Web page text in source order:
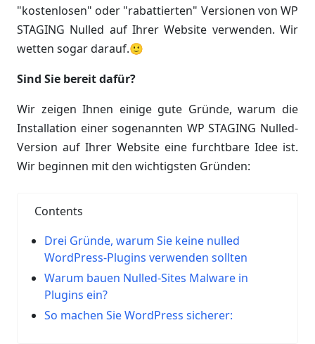
"kostenlosen" oder "rabattierten" Versionen von WP
STAGING Nulled auf Ihrer Website verwenden. Wir
wetten sogar darauf.🙂
Sind Sie bereit dafür?
Wir zeigen Ihnen einige gute Gründe, warum die
Installation einer sogenannten WP STAGING Nulled-
Version auf Ihrer Website eine furchtbare Idee ist.
Wir beginnen mit den wichtigsten Gründen:
Contents
Drei Gründe, warum Sie keine nulled
WordPress-Plugins verwenden sollten
Warum bauen Nulled-Sites Malware in
Plugins ein?
So machen Sie WordPress sicherer: